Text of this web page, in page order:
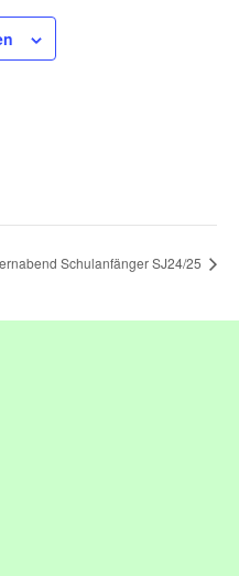
Schulanfänger SJ24/25